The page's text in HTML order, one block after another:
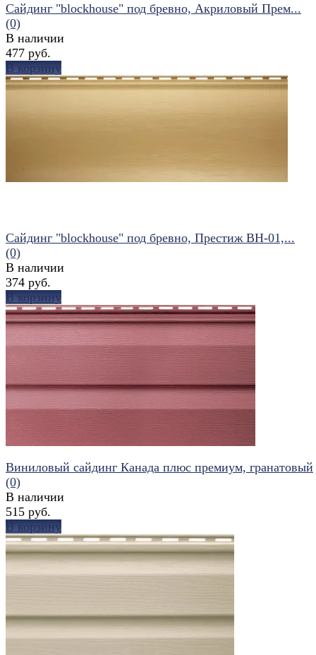
Сайдинг "blockhouse" под бревно, Акриловый Прем...
(0)
В наличии
477 руб.
В корзину
избранное сравнить
Сайдинг "blockhouse" под бревно, Престиж ВН-01,...
(0)
В наличии
374 руб.
В корзину
Виниловый сайдинг Канада плюс премиум, гранатовый
(0)
В наличии
515 руб.
В корзину